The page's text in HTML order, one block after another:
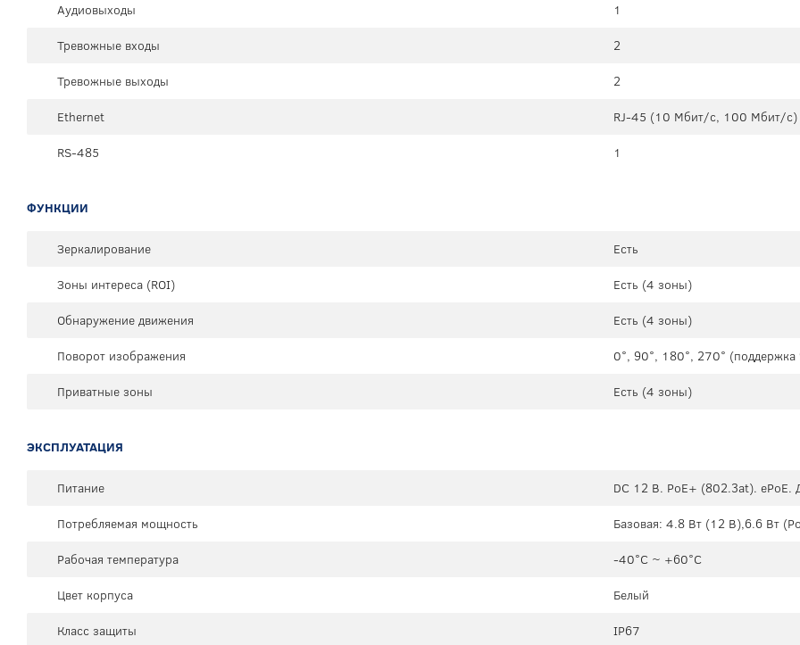
Аудиовыходы
1
Тревожные входы
2
Тревожные выходы
2
Ethernet
RJ-45 (10 Мбит/с, 100 Мбит/с)
RS-485
1
ФУНКЦИИ
Зеркалирование
Есть
Зоны интереса (ROI)
Есть (4 зоны)
Обнаружение движения
Есть (4 зоны)
Поворот изображения
0°, 90°, 180°, 270°
Приватные зоны
Есть (4 зоны)
ЭКСПЛУАТАЦИЯ
Питание
DC 12 В. PoE+ (802.3at). ePoE.
Потребляемая мощность
Базовая: 4.8 Вт (12 В),6.6 Вт
Рабочая температура
-40°C ~ +60°C
Цвет корпуса
Белый
Класс защиты
IP67